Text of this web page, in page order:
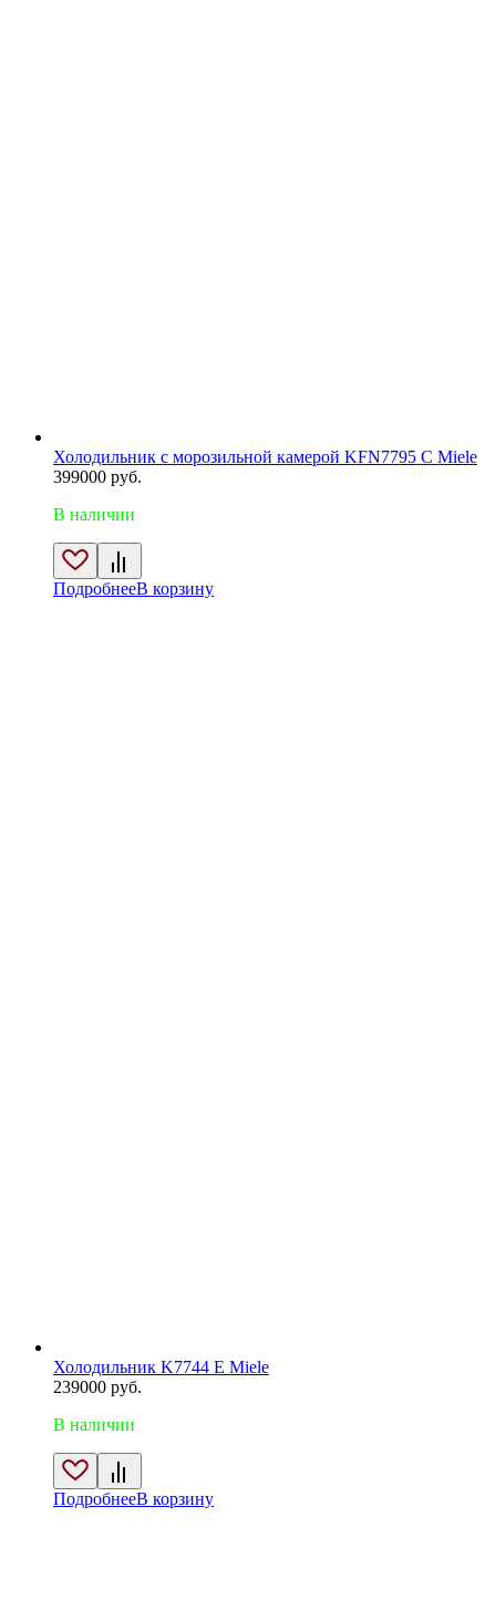
Холодильник с морозильной камерой KFN7795 C Miele
399000 руб.
В наличии
ПодробнееВ корзину
Холодильник K7744 E Miele
239000 руб.
В наличии
ПодробнееВ корзину